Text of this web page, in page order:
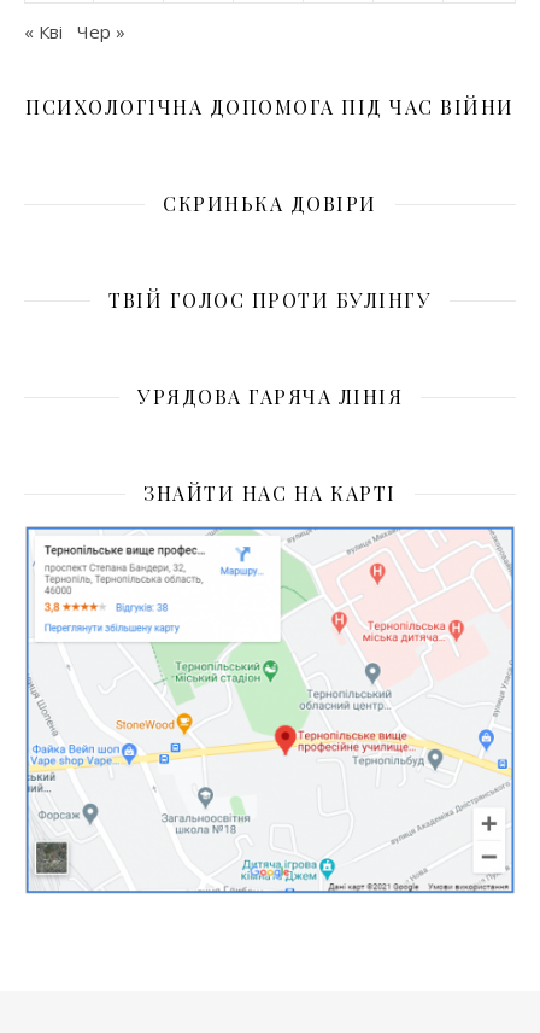
« Кві Чер »
ПСИХОЛОГІЧНА ДОПОМОГА ПІД ЧАС ВІЙНИ
СКРИНЬКА ДОВІРИ
ТВІЙ ГОЛОС ПРОТИ БУЛІНГУ
УРЯДОВА ГАРЯЧА ЛІНІЯ
ЗНАЙТИ НАС НА КАРТІ